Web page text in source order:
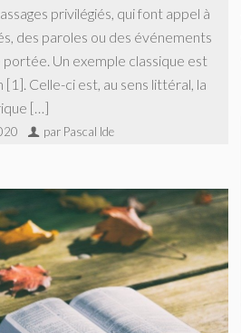
privilégiés, qui font appel à
des paroles ou des événements
portée. Un exemple classique est
[1]. Celle-ci est, au sens littéral, la
[…]
par Pascal Ide